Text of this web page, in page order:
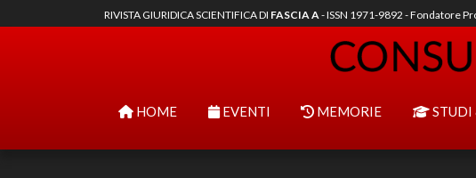
RIVISTA GIURIDICA SCIENTIFICA DI FASCIA A- ISSN 1971-9892 - Fondatore
HOME EVENTI MEMORIE STUDI